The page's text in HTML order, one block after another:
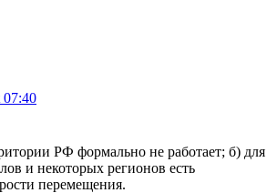
07:40
РФ формально не работает; б) для
и некоторых регионов есть
перемещения.